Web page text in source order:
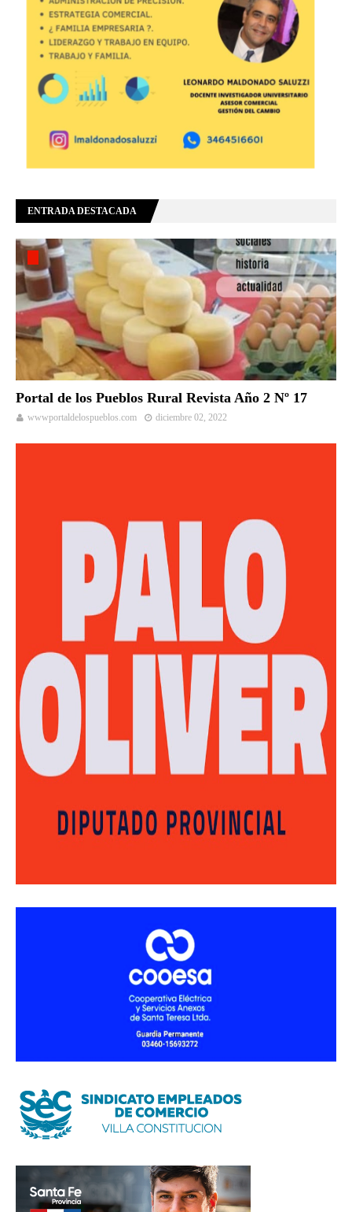
ENTRADA DESTACADA
Portal de los Pueblos Rural Revista Año 2 Nº 17
wwwportaldelospueblos.com diciembre 02, 2022